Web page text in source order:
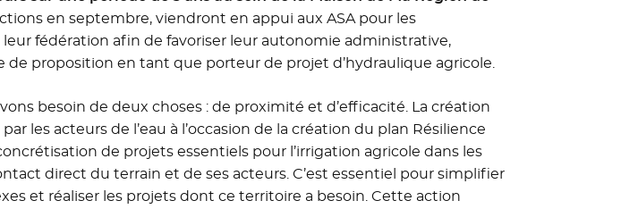
en septembre, viendront en appui aux ASA pour les
fédération afin de favoriser leur autonomie administrative,
proposition en tant que porteur de projet d’hydraulique agricole.
besoin de deux choses : de proximité et d’efficacité. La création
les acteurs de l’eau à l’occasion de la création du plan Résilience
de projets essentiels pour l’irrigation agricole dans les
direct du terrain et de ses acteurs. C’est essentiel pour simplifier
et réaliser les projets dont ce territoire a besoin. Cette action